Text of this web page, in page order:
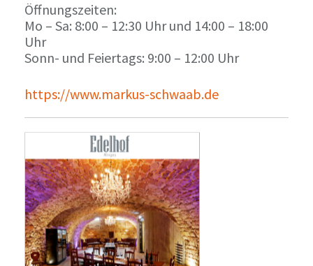
Öffnungszeiten:
Mo – Sa: 8:00 – 12:30 Uhr und 14:00 – 18:00
Uhr
Sonn- und Feiertags: 9:00 – 12:00 Uhr
https://www.markus-schwaab.de